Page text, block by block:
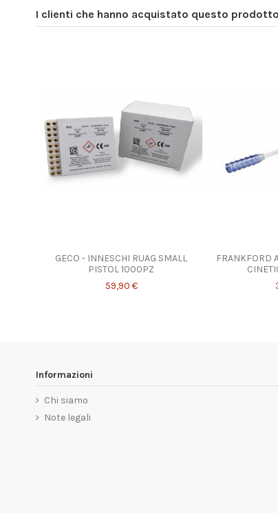
I clienti che hanno acquistato questo
GECO - INNESCHI RUAG SMALL
PISTOL 1000PZ
59,90 €
FRANKFORD
Informazioni
Chi siamo
Note legali